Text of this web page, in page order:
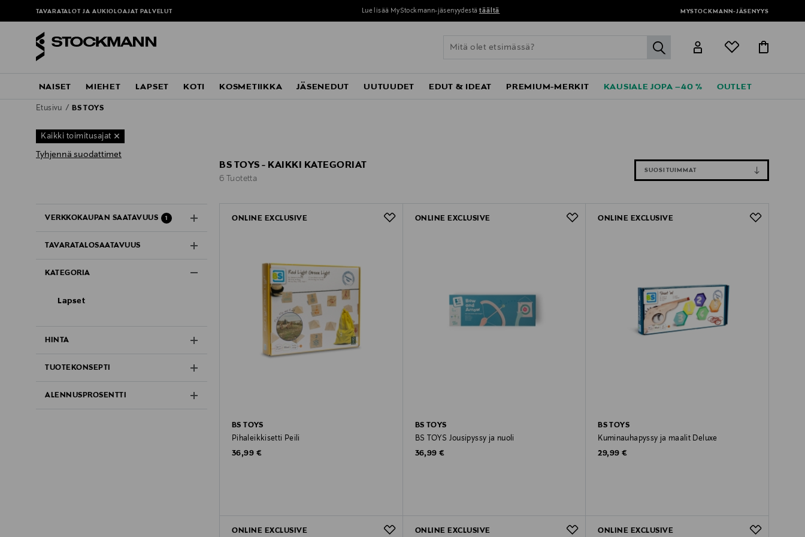
TAVARATALOT JA AUKIOLOAJAT PALVELUT Lue lisää MyStockmann-jäsenyydestä täältä MYSTOCKMANN-JÄSENYYS
label.header.go
NAISET MIEHET LAPSET KOTI KOSMETIIKKA JÄSENEDUT UUTUUDET EDUT & IDEAT PREMIUM-MERKIT KAUSIALE JOPA –40 % OUTLET
Etusivu BS TOYS
Kaikki toimitusajat
Tyhjennä suodattimet
VERKKOKAUPAN SAATAVUUS 1
TAVARATALOSAATAVUUS
KATEGORIA
Lapset
HINTA
TUOTEKONSEPTI
ALENNUSPROSENTTI
BS TOYS - KAIKKI KATEGORIAT
6 Tuotetta
SUOSITUIMMAT
ONLINE EXCLUSIVE
BS TOYS
Pihaleikkisetti Peili
Original Price
36,99 €
ONLINE EXCLUSIVE
BS TOYS
BS TOYS Jousipyssy ja nuoli
Original Price
36,99 €
ONLINE EXCLUSIVE
BS TOYS
Kuminauhapyssy ja maalit Deluxe
Original Price
29,99 €
ONLINE EXCLUSIVE ONLINE EXCLUSIVE ONLINE EXCLUSIVE